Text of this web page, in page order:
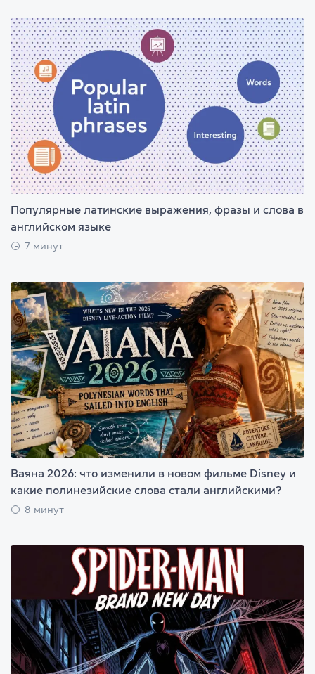
Популярные латинские выражения, фразы и слова в
английском языке
7 минут
Ваяна 2026: что изменили в новом фильме Disney и
какие полинезийские слова стали английскими?
8 минут